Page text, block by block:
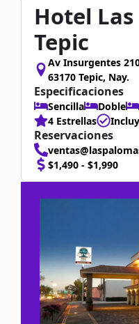
Hotel
Tepic
Av Insurgentes
63170 Tepic, Nay.
Especificaciones
Sencilla Doble
4 Estrellas
Reservaciones
$1,490 - $1,990